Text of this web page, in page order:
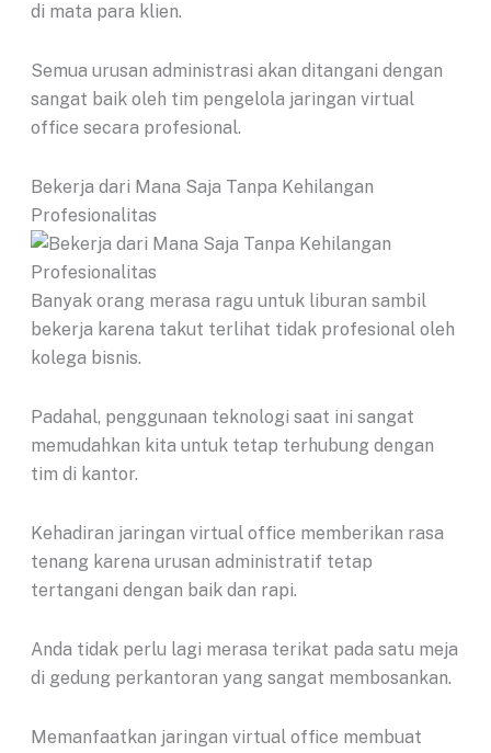
di mata para klien.
Semua urusan administrasi akan ditangani dengan
sangat baik oleh tim pengelola jaringan virtual
office secara profesional.
Bekerja dari Mana Saja Tanpa Kehilangan
Profesionalitas
Banyak orang merasa ragu untuk liburan sambil
bekerja karena takut terlihat tidak profesional oleh
kolega bisnis.
Padahal, penggunaan teknologi saat ini sangat
memudahkan kita untuk tetap terhubung dengan
tim di kantor.
Kehadiran jaringan virtual office memberikan rasa
tenang karena urusan administratif tetap
tertangani dengan baik dan rapi.
Anda tidak perlu lagi merasa terikat pada satu meja
di gedung perkantoran yang sangat membosankan.
Memanfaatkan jaringan virtual office membuat